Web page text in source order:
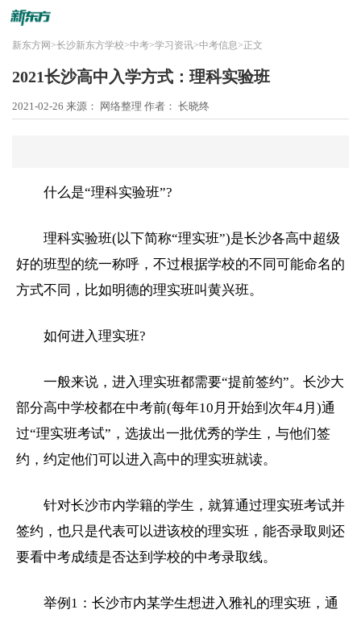
新东方网 >长沙新东方学校>中考>学习资讯>中考信息>正文
2021长沙高中入学方式：理科实验班
2021-02-26 来源： 网络整理 作者： 长晓终
什么是“理科实验班”?
理科实验班(以下简称“理实班”)是长沙各高中超级
好的班型的统一称呼，不过根据学校的不同可能命名的
方式不同，比如明德的理实班叫黄兴班。
如何进入理实班?
一般来说，进入理实班都需要“提前签约”。长沙大
部分高中学校都在中考前(每年10月开始到次年4月)通
过“理实班考试”，选拔出一批优秀的学生，与他们签
约，约定他们可以进入高中的理实班就读。
针对长沙市内学籍的学生，就算通过理实班考试并
签约，也只是代表可以进该校的理实班，能否录取则还
要看中考成绩是否达到学校的中考录取线。
举例1：长沙市内某学生想进入雅礼的理实班，通